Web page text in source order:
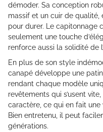
démoder. Sa conception
massif et un cuir de qualité,
pour durer. Le capitonnage
seulement une touche
renforce aussi la solidité de
En plus de son style
canapé développe une
rendant chaque modèle
revêtements qui s’usent
caractère, ce qui en fait une
Bien entretenu, il peut
générations.